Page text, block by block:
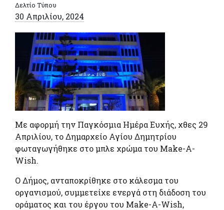
Δελτίο Τύπου
30 Απριλίου, 2024
Με αφορμή την Παγκόσμια Ημέρα Ευχής, χθες 29
Απριλίου, το Δημαρχείο Αγίου Δημητρίου
φωταγωγήθηκε στο μπλε χρώμα του Make-A-
Wish.
Ο Δήμος, ανταποκρίθηκε στο κάλεσμα του
οργανισμού, συμμετείχε ενεργά στη διάδοση του
οράματος και του έργου του Make-A-Wish,